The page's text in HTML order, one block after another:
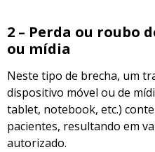
2 – Perda ou roubo
ou mídia
Neste tipo de brecha, um
dispositivo móvel ou de
tablet, notebook, etc.)
pacientes, resultando em
autorizado.